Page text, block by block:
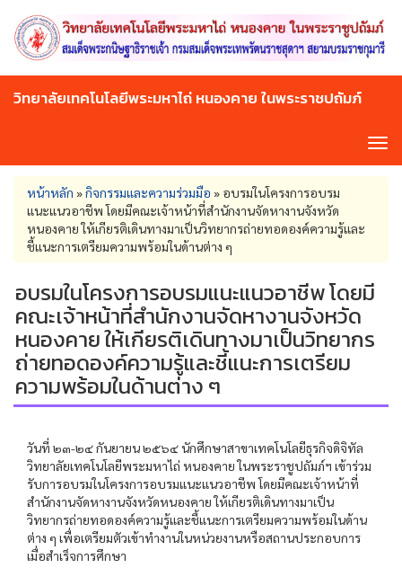
main
content
วิทยาลัยเทคโนโลยีพระมหาไถ่ หนองคาย ในพระราชปถัมภ์
You
are
here
หน้าหลัก »กิจกรรมและความร่วมมือ » อบรมในโครงการอบรม
แนะแนวอาชีพ โดยมีคณะเจ้าหน้าที่สำนักงานจัดหางานจังหวัด
หนองคาย ให้เกียรติเดินทางมาเป็นวิทยากรถ่ายทอดองค์ความรู้และ
ชี้แนะการเตรียมความพร้อมในด้านต่าง ๆ
อบรมในโครงการอบรมแนะแนวอาชีพ โดยมี
คณะเจ้าหน้าที่สำนักงานจัดหางานจังหวัด
หนองคาย ให้เกียรติเดินทางมาเป็นวิทยากร
ถ่ายทอดองค์ความรู้และชี้แนะการเตรียม
ความพร้อมในด้านต่าง ๆ
วันที่ ๒๓-๒๔ กันยายน ๒๕๖๔ นักศึกษาสาขาเทคโนโลยีธุรกิจดิจิทัล
วิทยาลัยเทคโนโลยีพระมหาไถ่ หนองคาย ในพระราชูปถัมภ์ฯ เข้าร่วม
รับการอบรมในโครงการอบรมแนะแนวอาชีพ โดยมีคณะเจ้าหน้าที่
สำนักงานจัดหางานจังหวัดหนองคาย ให้เกียรติเดินทางมาเป็น
วิทยากรถ่ายทอดองค์ความรู้และชี้แนะการเตรียมความพร้อมในด้าน
ต่าง ๆ เพื่อเตรียมตัวเข้าทำงานในหน่วยงานหรือสถานประกอบการ
เมื่อสำเร็จการศึกษา